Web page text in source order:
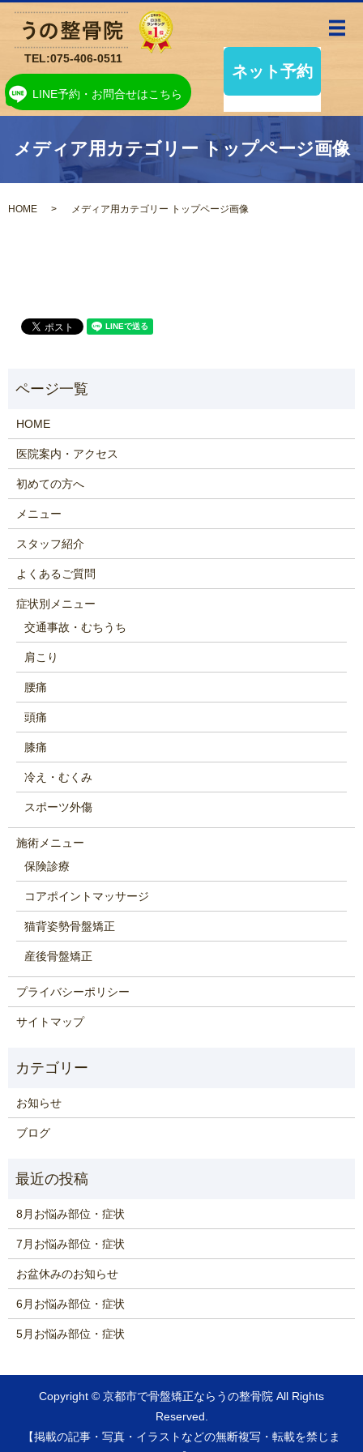
LINE予約・お問合せはこちら
TEL:075-406-0511
メ
メディア用カテゴリー トップページ画像
HOME メディア用カテゴリー トップページ画像
HOME
医院案内・アクセス
初めての方へ
メニュー
スタッフ紹介
よくあるご質問
症状別メニュー
交通事故・むちうち
肩こり
腰痛
頭痛
膝痛
冷え・むくみ
スポーツ外傷
施術メニュー
保険診療
コアポイントマッサージ
猫背姿勢骨盤矯正
産後骨盤矯正
プライバシーポリシー
サイトマップ
お知らせ
ブログ
8月お悩み部位・症状
7月お悩み部位・症状
お盆休みのお知らせ
6月お悩み部位・症状
5月お悩み部位・症状
Copyright © 京都市で骨盤矯正ならうの整骨院 All Rights
Reserved.
【掲載の記事・写真・イラストなどの無断複写・転載を禁じま